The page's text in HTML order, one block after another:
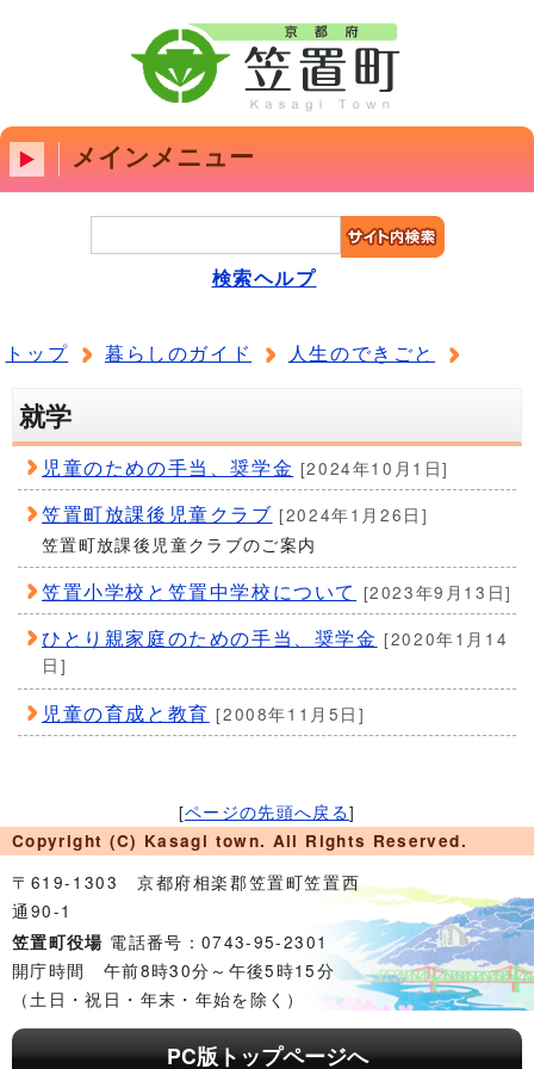
メインメニュー
検索ヘルプ
トップ 暮らしのガイド 人生のできごと
就学
児童のための手当、奨学金 [2024年10月1日]
笠置町放課後児童クラブ [2024年1月26日]
笠置町放課後児童クラブのご案内
笠置小学校と笠置中学校について [2023年9月13日]
ひとり親家庭のための手当、奨学金 [2020年1月14
日]
児童の育成と教育 [2008年11月5日]
[ページの先頭へ戻る]
Copyright (C) Kasagi town. All Rights Reserved.
〒619-1303 京都府相楽郡笠置町笠置西
通90-1
笠置町役場 電話番号：0743-95-2301
開庁時間 午前8時30分～午後5時15分
（土日・祝日・年末・年始を除く）
PC版トップページへ